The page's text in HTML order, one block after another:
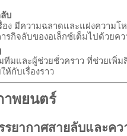
บ
อง มีความฉลาดและแฝงความโ
รกิจลับของอเล็กซ์เต็มไปด้วยค
ทีมและผู้ช่วยชั่วคราว ที่ช่วยเพิ่ม
ห้กับเรื่องราว
าพยนตร์
รยากาศสายลับและค